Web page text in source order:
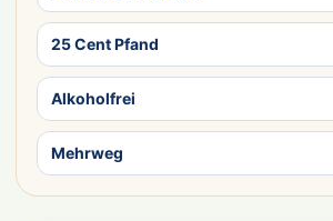
25 Cent Pfand
Alkoholfrei
Mehrweg